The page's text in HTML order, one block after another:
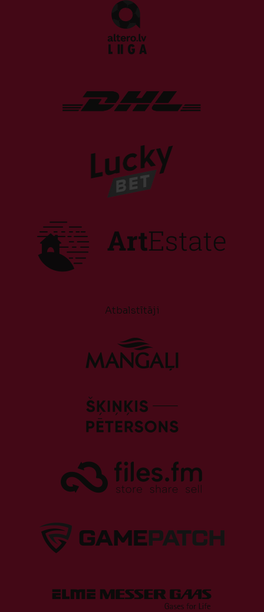
Atbalstītāji